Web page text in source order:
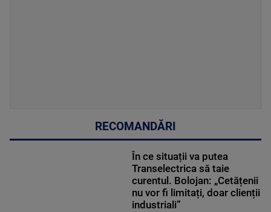
RECOMANDĂRI
În ce situații va putea
Transelectrica să taie
curentul. Bolojan: „Cetățenii
nu vor fi limitați, doar clienții
industriali”